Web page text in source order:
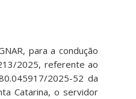
para a condução
2025, referente ao
2025-52 da
Catarina, o servidor